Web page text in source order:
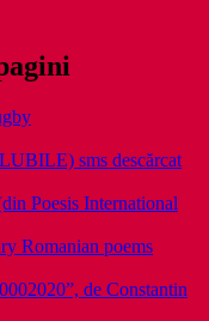
sms descărcat
Poesis International
Romanian poems
de Constantin